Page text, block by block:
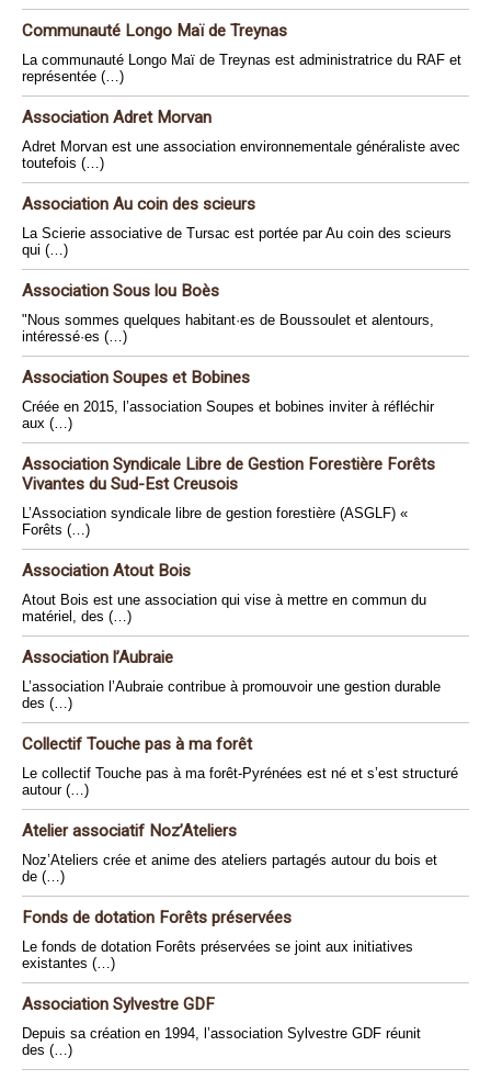
Communauté Longo Maï de Treynas
La communauté Longo Maï de Treynas est administratrice du RAF et
représentée (…)
Association Adret Morvan
Adret Morvan est une association environnementale généraliste avec
toutefois (…)
Association Au coin des scieurs
La Scierie associative de Tursac est portée par Au coin des scieurs
qui (…)
Association Sous lou Boès
"Nous sommes quelques habitant·es de Boussoulet et alentours,
intéressé·es (…)
Association Soupes et Bobines
Créée en 2015, l’association Soupes et bobines inviter à réfléchir
aux (…)
Association Syndicale Libre de Gestion Forestière Forêts
Vivantes du Sud-Est Creusois
L’Association syndicale libre de gestion forestière (ASGLF) «
Forêts (…)
Association Atout Bois
Atout Bois est une association qui vise à mettre en commun du
matériel, des (…)
Association l’Aubraie
L’association l’Aubraie contribue à promouvoir une gestion durable
des (…)
Collectif Touche pas à ma forêt
Le collectif Touche pas à ma forêt-Pyrénées est né et s’est structuré
autour (…)
Atelier associatif Noz’Ateliers
Noz’Ateliers crée et anime des ateliers partagés autour du bois et
de (…)
Fonds de dotation Forêts préservées
Le fonds de dotation Forêts préservées se joint aux initiatives
existantes (…)
Association Sylvestre GDF
Depuis sa création en 1994, l’association Sylvestre GDF réunit
des (…)